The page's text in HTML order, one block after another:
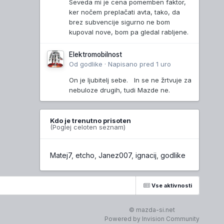
Seveda mi je cena pomemben faktor,
ker nočem preplačati avta, tako, da
brez subvencije sigurno ne bom
kupoval nove, bom pa gledal rabljene.
Elektromobilnost
Od godlike ·Napisanopred 1 uro
On je ljubitelj sebe. In se ne žrtvuje za
nebuloze drugih, tudi Mazde ne.
Kdo je trenutno prisoten
(Poglej celoten seznam)
Matej7 etcho Janez007 ignacij godlike
Vse aktivnosti
© mazda-si.net
Powered by Invision Community